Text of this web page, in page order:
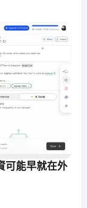
可能早就在外